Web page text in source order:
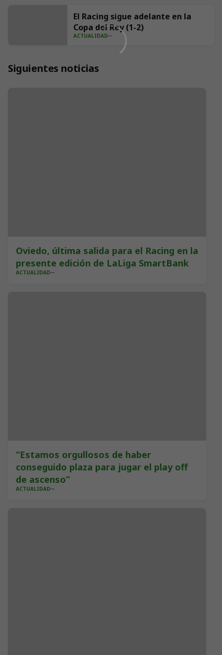
El Racing sigue adelante en la
Copa del Rey (1-2)
ACTUALIDAD
Siguientes noticias
Oviedo, última salida para el Racing en la
presente edición de LaLiga SmartBank
ACTUALIDAD
“Estamos orgullosos de haber
conseguido plaza para jugar el play off
de ascenso”
ACTUALIDAD